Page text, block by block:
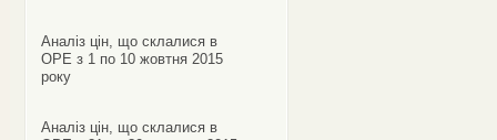
Аналіз цін, що склалися в
ОРЕ з 1 по 10 жовтня 2015
року
Аналіз цін, що склалися в